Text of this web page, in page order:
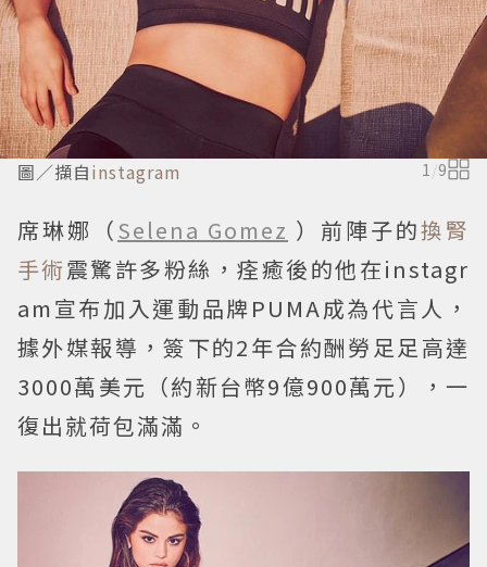
圖／擷自instagram 1/9
席琳娜（Selena Gomez ）前陣子的換腎
手術震驚許多粉絲，痊癒後的他在instagr
am宣布加入運動品牌PUMA成為代言人，
據外媒報導，簽下的2年合約酬勞足足高達
3000萬美元（約新台幣9億900萬元），一
復出就荷包滿滿。